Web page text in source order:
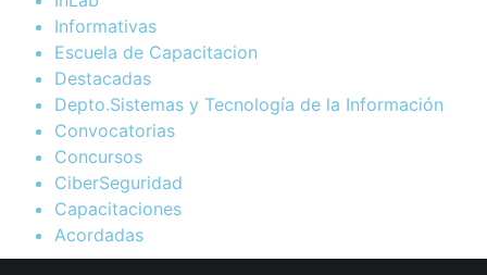
Informativas
Escuela de Capacitacion
Destacadas
Depto.Sistemas y Tecnología de la Información
Convocatorias
Concursos
CiberSeguridad
Capacitaciones
Acordadas